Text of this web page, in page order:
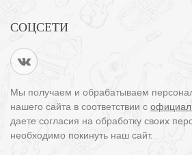
СОЦСЕТИ
Мы получаем и обрабатываем
нашего сайта в соответствии с
даете согласия на обработку своих
необходимо покинуть наш сайт.